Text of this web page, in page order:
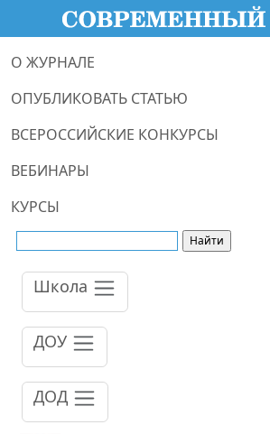
О ЖУРНАЛЕ
ОПУБЛИКОВАТЬ СТАТЬЮ
ВСЕРОССИЙСКИЕ КОНКУРСЫ
ВЕБИНАРЫ
КУРСЫ
Школа
ДОУ
ДОД